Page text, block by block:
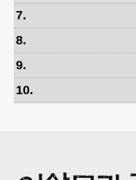
7.
8.
9.
10.